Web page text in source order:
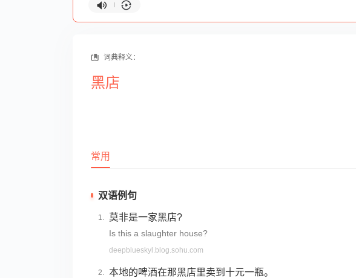
词典释义：
黑店
常用
双语例句
莫非是一家黑店?
Is this a slaughter house?
deepblueskyl.blog.sohu.com
本地的啤酒在那黑店里卖到十元一瓶。